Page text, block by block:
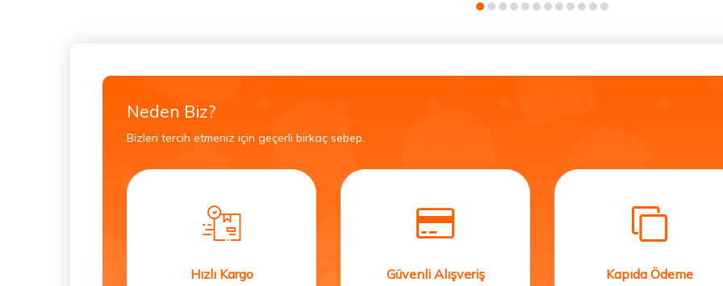
Neden Biz?
Bizleri tercih etmeniz için geçerli birkaç sebep.
Hızlı Kargo Güvenli Alışveriş Kapıda Ödeme